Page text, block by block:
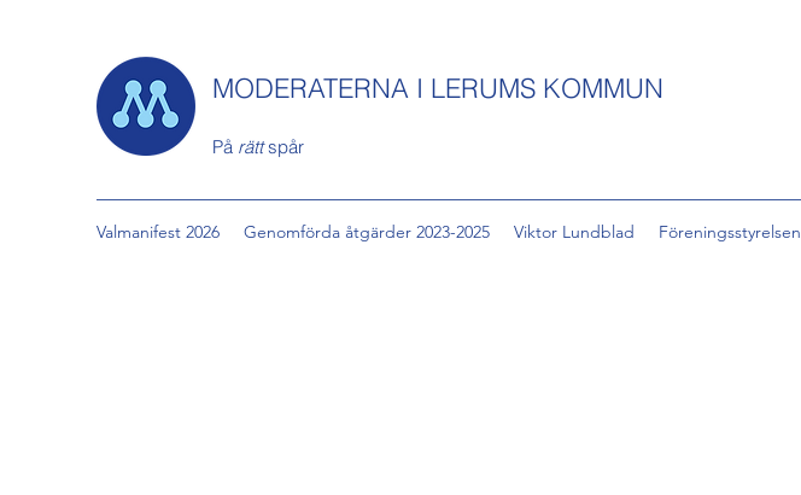
MODERATERNA I LERUMS KOMMUN
På rättspår
Valmanifest 2026 Genomförda åtgärder 2023-2025 Viktor Lundblad Föreningsstyrelsen